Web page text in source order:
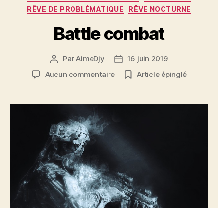
RÊVE DE PROBLÉMATIQUE
RÊVE NOCTURNE
Battle combat
Auteur
ParAimeDjy
Date
de
l’article
16 juin 2019
Aucun commentairesur
Article épinglé